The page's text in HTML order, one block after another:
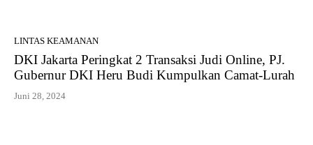
LINTAS KEAMANAN
DKI Jakarta Peringkat 2 Transaksi Judi Online, PJ.
Gubernur DKI Heru Budi Kumpulkan Camat-Lurah
Juni 28, 2024